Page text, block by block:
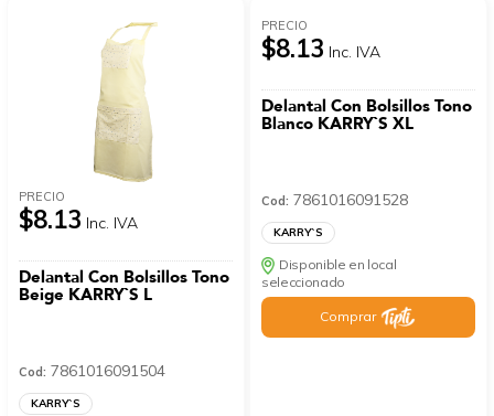
PRECIO
$8.13 Inc. IVA
Delantal Con Bolsillos Tono
Beige KARRY`S L
Cod: 7861016091504
KARRY`S
PRECIO
$8.13 Inc. IVA
Delantal Con Bolsillos Tono
Blanco KARRY`S XL
Cod: 7861016091528
KARRY`S
Disponible en local
seleccionado
Comprar